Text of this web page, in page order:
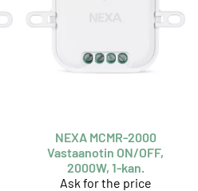
NEXA MCMR-2000
Vastaanotin ON/OFF,
2000W, 1-kan.
Ask for the price